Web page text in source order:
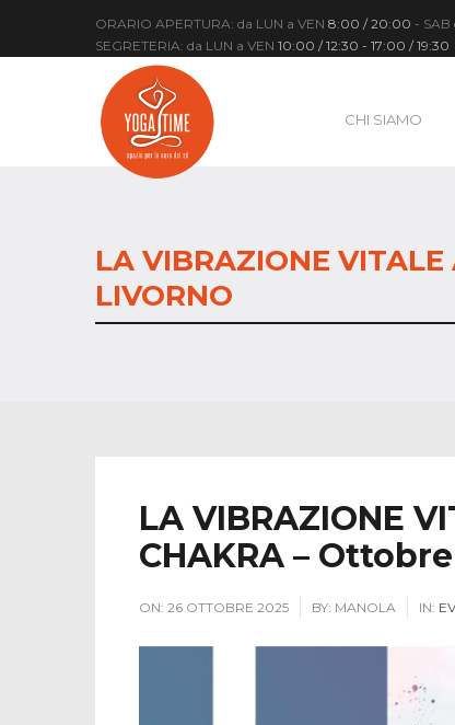
ORARIO APERTURA: da LUN a VEN 8:00 / 20:00 - SAB
SEGRETERIA: da LUN a VEN 10:00 / 12:30 - 17:00 / 19:30
CHI SIAMO
LA VIBRAZIONE VITALE
LIVORNO
LA VIBRAZIONE
CHAKRA –
ON: 26 OTTOBRE 2025 BY: MANOLA IN: